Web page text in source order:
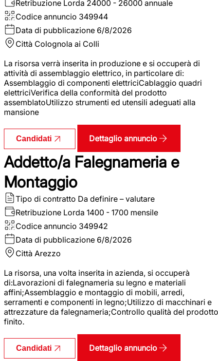
Retribuzione Lorda 24000 - 26000 annuale
Codice annuncio 349944
Data di pubblicazione 6/8/2026
Città Colognola ai Colli
La risorsa verrà inserita in produzione e si occuperà di
attività di assemblaggio elettrico, in particolare di:
Assemblaggio di componenti elettriciCablaggio quadri
elettriciVerifica della conformità del prodotto
assemblatoUtilizzo strumenti ed utensili adeguati alla
mansione
Candidati Dettaglio annuncio
Addetto/a Falegnameria e
Montaggio
Tipo di contratto Da definire – valutare
Retribuzione Lorda 1400 - 1700 mensile
Codice annuncio 349942
Data di pubblicazione 6/8/2026
Città Arezzo
La risorsa, una volta inserita in azienda, si occuperà
di:Lavorazioni di falegnameria su legno e materiali
affini;Assemblaggio e montaggio di mobili, arredi,
serramenti e componenti in legno;Utilizzo di macchinari e
attrezzature da falegnameria;Controllo qualità del prodotto
finito.
Candidati Dettaglio annuncio